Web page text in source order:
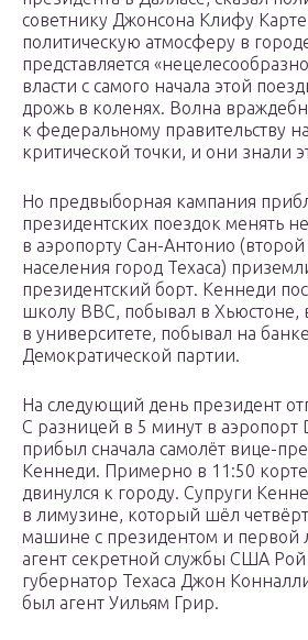
советнику Джонсона Клифу
политическую атмосферу в
представляется
власти с самого начала этой
дрожь в коленях. Волна
к федеральному правительству
критической точки, и они знали
Но предвыборная кампания
президентских поездок менять
в аэропорту Сан-Антонио
населения город Техаса)
президентский борт. Кеннеди
школу ВВС, побывал в Хьюстоне,
в университете, побывал на
Демократической партии.
На следующий день президент
С разницей в 5 минут в аэропорт
прибыл сначала самолёт вице-
Кеннеди. Примерно в 11:50
двинулся к городу. Супруги
в лимузине, который шёл
машине с президентом и первой
агент секретной службы США
губернатор Техаса Джон
был агент Уильям Грир.